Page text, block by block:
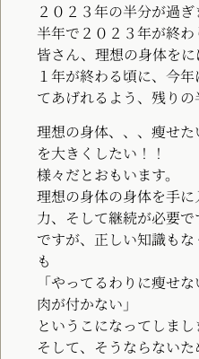
２０２３年の半分が過
半年で２０２３年が終わ
皆さん、理想の身体を
１年が終わる頃に、今
てあげれるよう、残り
理想の身体、、、瘦せ
を大きくしたい！！
様々だとおもいます。
理想の身体の身体を手
力、そして継続が必要で
ですが、正しい知識も
も
「やってるわりに瘦せ
肉が付かない」
というこになってしまし
そして、そうならない